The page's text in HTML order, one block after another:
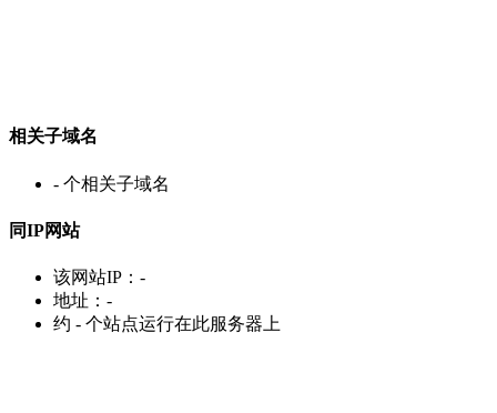
相关子域名
- 个相关子域名
同IP网站
该网站IP： -
地址： -
约 - 个站点运行在此服务器上